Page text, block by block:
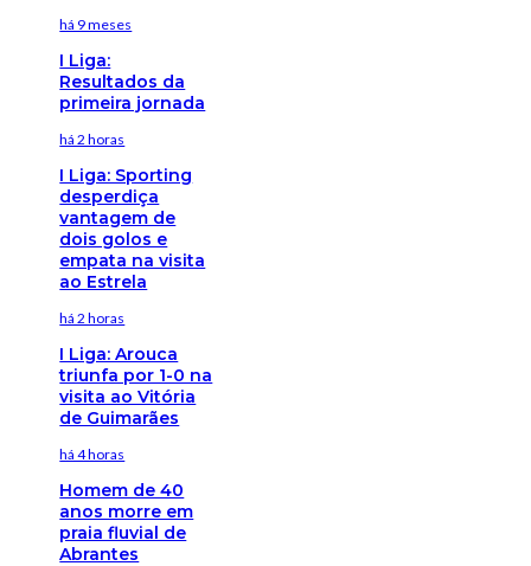
há 9 meses
I Liga:
Resultados da
primeira jornada
há 2 horas
I Liga: Sporting
desperdiça
vantagem de
dois golos e
empata na visita
ao Estrela
há 2 horas
I Liga: Arouca
triunfa por 1-0 na
visita ao Vitória
de Guimarães
há 4 horas
Homem de 40
anos morre em
praia fluvial de
Abrantes